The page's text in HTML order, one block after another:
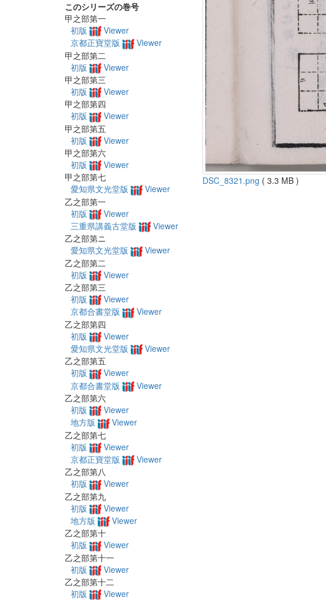
このシリーズの巻号
甲之部第一
初版
Viewer
京都正寶堂版
Viewer
甲之部第二
初版
Viewer
甲之部第三
初版
Viewer
甲之部第四
初版
Viewer
甲之部第五
初版
Viewer
甲之部第六
初版
Viewer
甲之部第七
愛知県文光堂版
Viewer
乙之部第一
初版
Viewer
三重県講義古堂版
Viewer
乙之部第ニ
愛知県文光堂版
Viewer
乙之部第二
初版
Viewer
乙之部第三
初版
Viewer
京都合書堂版
Viewer
乙之部第四
初版
Viewer
愛知県文光堂版
Viewer
乙之部第五
初版
Viewer
京都合書堂版
Viewer
乙之部第六
初版
Viewer
地方版
Viewer
乙之部第七
初版
Viewer
京都正寶堂版
Viewer
乙之部第八
初版
Viewer
乙之部第九
初版
Viewer
地方版
Viewer
乙之部第十
初版
Viewer
乙之部第十一
初版
Viewer
乙之部第十二
初版
Viewer
DSC_8321.png ( 3.3 MB )